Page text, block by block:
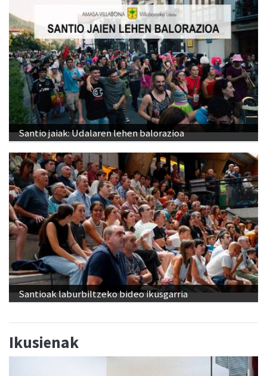
Santio jaiak: Udalaren lehen balorazioa
Santioak laburbiltzeko bideo ikusgarria
Ikusienak